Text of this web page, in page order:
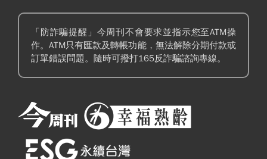
「防詐騙提醒」今周刊不會要求並指示您至ATM操
作。ATM只有匯款及轉帳功能，無法解除分期付款或
訂單錯誤問題。隨時可撥打165反詐騙諮詢專線。